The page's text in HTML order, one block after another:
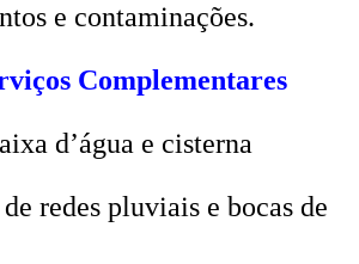
e contaminações.
Complementares
d’água e cisterna
redes pluviais e bocas de